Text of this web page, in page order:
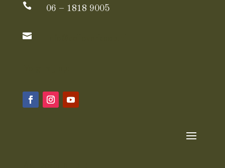
 06 – 1818 9005
